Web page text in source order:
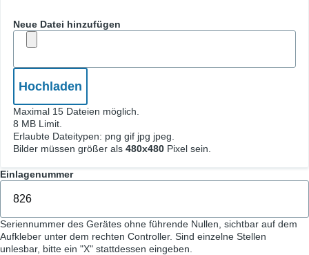
Neue Datei hinzufügen
Maximal 15 Dateien möglich.
8 MB Limit.
Erlaubte Dateitypen: png gif jpg jpeg.
Bilder müssen größer als 480x480 Pixel sein.
Einlagenummer
Seriennummer des Gerätes ohne führende Nullen, sichtbar auf dem
Aufkleber unter dem rechten Controller. Sind einzelne Stellen
unlesbar, bitte ein "X" stattdessen eingeben.